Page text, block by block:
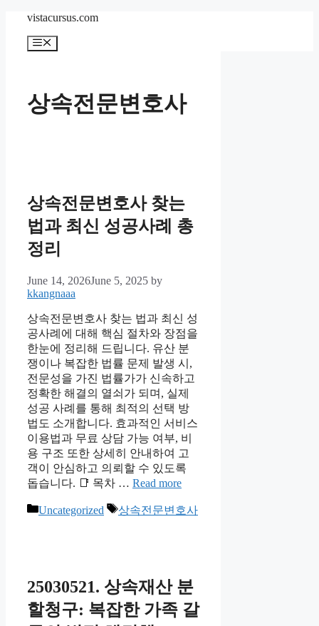
content
vistacursus.com
Menu
상속전문변호사
상속전문변호사 찾는
법과 최신 성공사례 총
정리
June 14, 2026June 5, 2025 by
kkangnaaa
상속전문변호사 찾는 법과 최신 성
공사례에 대해 핵심 절차와 장점을
한눈에 정리해 드립니다. 유산 분
쟁이나 복잡한 법률 문제 발생 시,
전문성을 가진 법률가가 신속하고
정확한 해결의 열쇠가 되며, 실제
성공 사례를 통해 최적의 선택 방
법도 소개합니다. 효과적인 서비스
이용법과 무료 상담 가능 여부, 비
용 구조 또한 상세히 안내하여 고
객이 안심하고 의뢰할 수 있도록
돕습니다. 📑 목차 … Read more
Categories
Uncategorized Tags
상속전문변호사
25030521. 상속재산 분
할청구: 복잡한 가족 갈